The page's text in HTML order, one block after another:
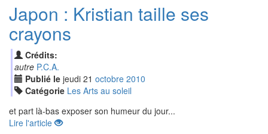
Japon : Kristian taille ses
crayons
Crédits:
autre P.C.A.
Publié le jeudi 21 octobre 2010
Catégorie Les Arts au soleil
et part là-bas exposer son humeur du jour...
Lire l'article